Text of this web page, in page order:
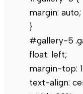
margin: auto;
}
#gallery-5
float: left;
margin-top:
text-align: